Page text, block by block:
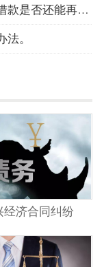
还能再要回来？
。
经济合同纠纷